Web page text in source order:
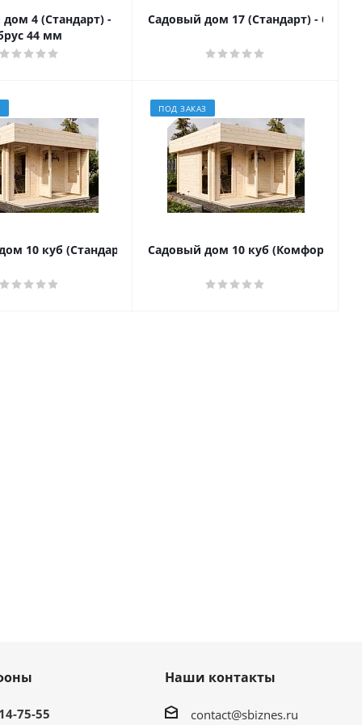
4 (Стандарт) -
44 мм
Садовый дом 17 (Стандарт) - брус
10 куб (Стандарт) - брус 44 мм
ПОД ЗАКАЗ
Садовый дом 10 куб (Комфорт) -
75-55
Наши контакты
contact@sbiznes.ru